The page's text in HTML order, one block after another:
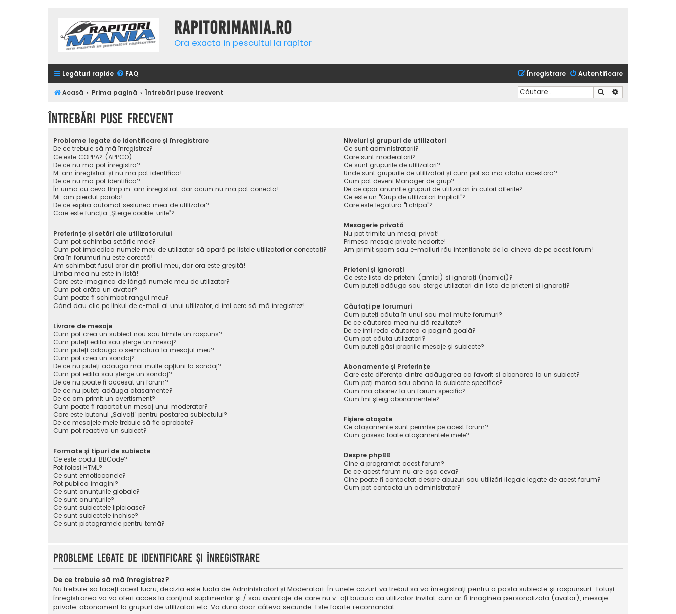
Rapitorimania.ro
Ora exacta in pescuitul la rapitor
Legături rapide FAQ Autentificare
Înregistrare
Acasă Prima pagină Întrebări puse frecvent Căutare
Întrebări puse frecvent
Probleme legate de identificare și înregistrare
De ce trebuie să mă înregistrez?
Ce este COPPA? (APPCO)
De ce nu mă pot înregistra?
M-am înregistrat și nu mă pot identifica!
De ce nu mă pot identifica?
În urmă cu ceva timp m-am înregistrat, dar acum nu mă pot conecta!
Mi-am pierdut parola!
De ce expiră automat sesiunea mea de utilizator?
Care este funcția „Șterge cookie-urile”?
Preferințe și setări ale utilizatorului
Cum pot schimba setările mele?
Cum pot împiedica numele meu de utilizator să apară pe listele utilizatorilor conectați?
Ora în forumuri nu este corectă!
Am schimbat fusul orar din profilul meu, dar ora este greșită!
Limba mea nu este în listă!
Care este imaginea de lângă numele meu de utilizator?
Cum pot arăta un avatar?
Cum poate fi schimbat rangul meu?
Când dau clic pe linkul de e-mail al unui utilizator, el îmi cere să mă înregistrez!
Livrare de mesaje
Cum pot crea un subiect nou sau trimite un răspuns?
Cum puteți edita sau șterge un mesaj?
Cum puteți adăuga o semnătură la mesajul meu?
Cum pot crea un sondaj?
De ce nu puteți adăuga mai multe opțiuni la sondaj?
Cum pot edita sau șterge un sondaj?
De ce nu poate fi accesat un forum?
De ce nu puteți adăuga atașamente?
De ce am primit un avertisment?
Cum poate fi raportat un mesaj unui moderator?
Care este butonul „Salvați” pentru postarea subiectului?
De ce mesajele mele trebuie să fie aprobate?
Cum pot reactiva un subiect?
Formate și tipuri de subiecte
Ce este codul BBCode?
Pot folosi HTML?
Ce sunt emoticoanele?
Pot publica imagini?
Ce sunt anunţurile globale?
Ce sunt anunţurile?
Ce sunt subiectele lipicioase?
Ce sunt subiectele închise?
Ce sunt pictogramele pentru temă?
Niveluri și grupuri de utilizatori
Ce sunt administratorii?
Care sunt moderatorii?
Ce sunt grupurile de utilizatori?
Unde sunt grupurile de utilizatori și cum pot să mă alătur acestora?
Cum pot deveni Manager de grup?
De ce apar anumite grupuri de utilizatori în culori diferite?
Ce este un "Grup de utilizatori implicit"?
Care este legătura "Echipa"?
Mesagerie privată
Nu pot trimite un mesaj privat!
Primesc mesaje private nedorite!
Am primit spam sau e-mailuri rău intenționate de la cineva de pe acest forum!
Prieteni și ignorați
Ce este lista de prieteni (amici) și ignorați (inamici)?
Cum puteți adăuga sau șterge utilizatori din lista de prieteni și ignorați?
Căutați pe forumuri
Cum puteți căuta în unul sau mai multe forumuri?
De ce căutarea mea nu dă rezultate?
De ce îmi reda căutarea o pagină goală?
Cum pot căuta utilizatori?
Cum puteți găsi propriile mesaje și subiecte?
Abonamente și Preferințe
Care este diferența dintre adăugarea ca favorit și abonarea la un subiect?
Cum poți marca sau abona la subiecte specifice?
Cum mă abonez la un forum specific?
Cum îmi șterg abonamentele?
Fișiere atașate
Ce atașamente sunt permise pe acest forum?
Cum găsesc toate atașamentele mele?
Despre phpBB
Cine a programat acest forum?
De ce acest forum nu are așa ceva?
Cine poate fi contactat despre abuzuri sau utilizări ilegale legate de acest forum?
Cum pot contacta un administrator?
Probleme legate de identificare și înregistrare
De ce trebuie să mă înregistrez?
Nu trebuie să faceți acest lucru, decizia este luată de Administratori și Moderatori. În unele cazuri, va trebui să vă înregistrați pentru a posta subiecte și răspunsuri. Totuși,
înregistrarea vă va oferi acces la conținut suplimentar și / sau avantaje de care nu v-ați bucura ca utilizator invitat, cum ar fi imaginea personalizată (avatar), mesaje
private, abonament la grupuri de utilizatori etc. Va dura doar câteva secunde. Este foarte recomandat.